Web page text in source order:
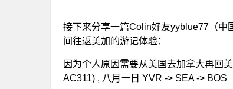
接下来分享一篇Colin好友yyblue77（中
间往返美加的游记体验：
因为个人原因需要从美国去加拿大再回
AC311) , 八月一日 YVR -> SEA -> BOS